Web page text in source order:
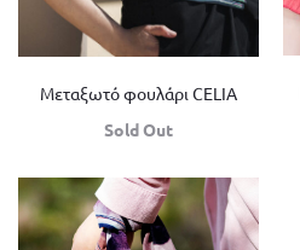
Mεταξωτό φουλάρι CELIA
Sold Out